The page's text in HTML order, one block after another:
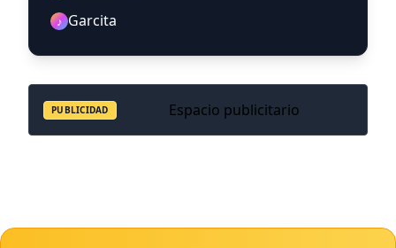
♪ Garcita
PUBLICIDAD Espacio publicitario